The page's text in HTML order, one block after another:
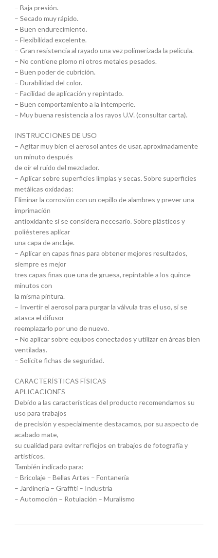
– Baja presión.
– Secado muy rápido.
– Buen endurecimiento.
– Flexibilidad excelente.
– Gran resistencia al rayado una vez polimerizada la película.
– No contiene plomo ni otros metales pesados.
– Buen poder de cubrición.
– Durabilidad del color.
– Facilidad de aplicación y repintado.
– Buen comportamiento a la intemperie.
– Muy buena resistencia a los rayos U.V. (consultar carta).
INSTRUCCIONES DE USO
– Agitar muy bien el aerosol antes de usar, aproximadamente
un minuto después
de oír el ruido del mezclador.
– Aplicar sobre superficies limpias y secas. Sobre superficies
metálicas oxidadas:
Eliminar la corrosión con un cepillo de alambres y prever una
imprimación
antioxidante si se considera necesario. Sobre plásticos y
poliésteres aplicar
una capa de anclaje.
– Aplicar en capas finas para obtener mejores resultados,
siempre es mejor
tres capas finas que una de gruesa, repintable a los quince
minutos con
la misma pintura.
– Invertir el aerosol para purgar la válvula tras el uso, si se
atasca el difusor
reemplazarlo por uno de nuevo.
– No aplicar sobre equipos conectados y utilizar en áreas bien
ventiladas.
– Solicite fichas de seguridad.
CARACTERÍSTICAS FÍSICAS
APLICACIONES
Debido a las características del producto recomendamos su
uso para trabajos
de precisión y especialmente destacamos, por su aspecto de
acabado mate,
su cualidad para evitar reflejos en trabajos de fotografía y
artísticos.
También indicado para:
– Bricolaje – Bellas Artes – Fontanería
– Jardinería – Graffiti – Industria
– Automoción – Rotulación – Muralismo